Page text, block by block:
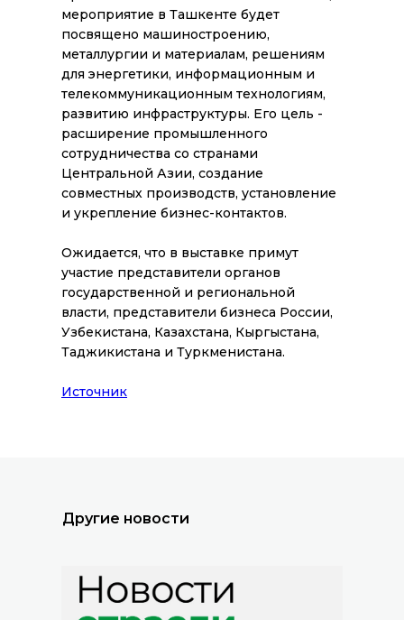
мероприятие в Ташкенте будет
посвящено машиностроению,
металлургии и материалам, решениям
для энергетики, информационным и
телекоммуникационным технологиям,
развитию инфраструктуры. Его цель -
расширение промышленного
сотрудничества со странами
Центральной Азии, создание
совместных производств, установление
и укрепление бизнес-контактов.
Ожидается, что в выставке примут
участие представители органов
государственной и региональной
власти, представители бизнеса России,
Узбекистана, Казахстана, Кыргыстана,
Таджикистана и Туркменистана.
Источник
Другие новости